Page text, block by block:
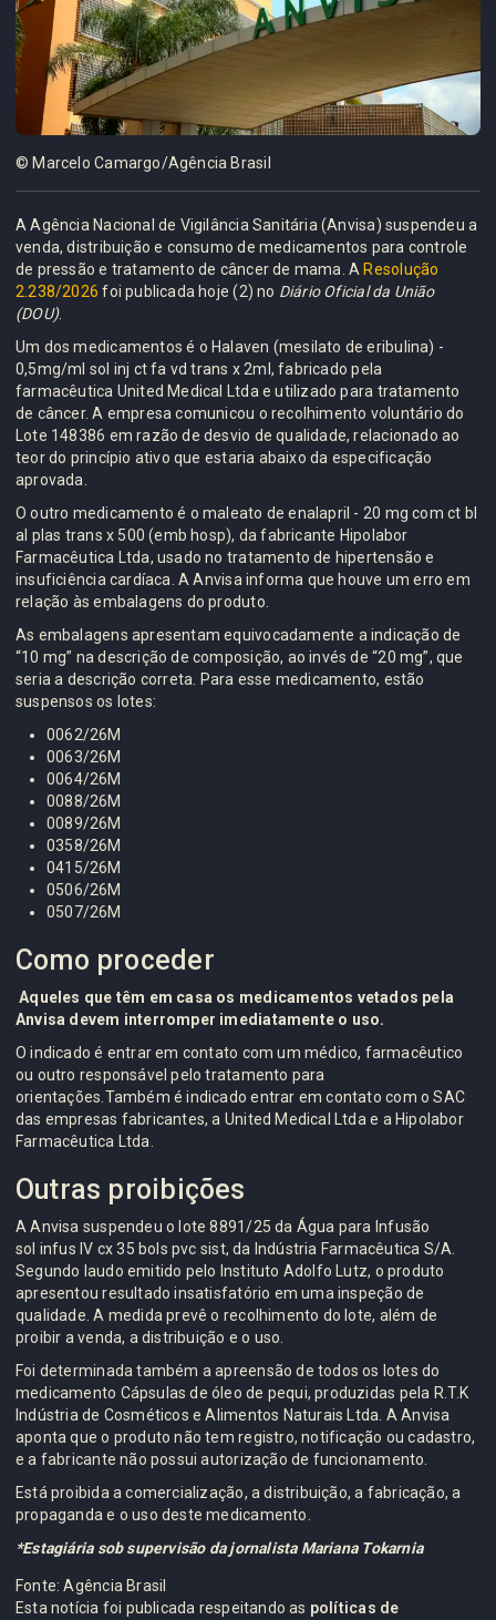
© Marcelo Camargo/Agência Brasil
A Agência Nacional de Vigilância Sanitária (Anvisa) suspendeu a
venda, distribuição e consumo de medicamentos para controle
de pressão e tratamento de câncer de mama. A Resolução
2.238/2026 foi publicada hoje (2) no Diário Oficial da União
(DOU).
Um dos medicamentos é o Halaven (mesilato de eribulina) -
0,5mg/ml sol inj ct fa vd trans x 2ml, fabricado pela
farmacêutica United Medical Ltda e utilizado para tratamento
de câncer. A empresa comunicou o recolhimento voluntário do
Lote 148386 em razão de desvio de qualidade, relacionado ao
teor do princípio ativo que estaria abaixo da especificação
aprovada.
O outro medicamento é o maleato de enalapril - 20 mg com ct bl
al plas trans x 500 (emb hosp), da fabricante Hipolabor
Farmacêutica Ltda, usado no tratamento de hipertensão e
insuficiência cardíaca. A Anvisa informa que houve um erro em
relação às embalagens do produto.
As embalagens apresentam equivocadamente a indicação de
“10 mg” na descrição de composição, ao invés de “20 mg”, que
seria a descrição correta. Para esse medicamento, estão
suspensos os lotes:
0062/26M
0063/26M
0064/26M
0088/26M
0089/26M
0358/26M
0415/26M
0506/26M
0507/26M
Como proceder
Aqueles que têm em casa os medicamentos vetados pela
Anvisa devem interromper imediatamente o uso.
O indicado é entrar em contato com um médico, farmacêutico
ou outro responsável pelo tratamento para
orientações.Também é indicado entrar em contato com o SAC
das empresas fabricantes, a United Medical Ltda e a Hipolabor
Farmacêutica Ltda.
Outras proibições
A Anvisa suspendeu o lote 8891/25 da Água para Infusão
sol infus IV cx 35 bols pvc sist, da Indústria Farmacêutica S/A.
Segundo laudo emitido pelo Instituto Adolfo Lutz, o produto
apresentou resultado insatisfatório em uma inspeção de
qualidade. A medida prevê o recolhimento do lote, além de
proibir a venda, a distribuição e o uso.
Foi determinada também a apreensão de todos os lotes do
medicamento Cápsulas de óleo de pequi, produzidas pela R.T.K
Indústria de Cosméticos e Alimentos Naturais Ltda. A Anvisa
aponta que o produto não tem registro, notificação ou cadastro,
e a fabricante não possui autorização de funcionamento.
Está proibida a comercialização, a distribuição, a fabricação, a
propaganda e o uso deste medicamento.
*Estagiária sob supervisão da jornalista Mariana Tokarnia
Fonte: Agência Brasil
Esta notícia foi publicada respeitando as políticas de